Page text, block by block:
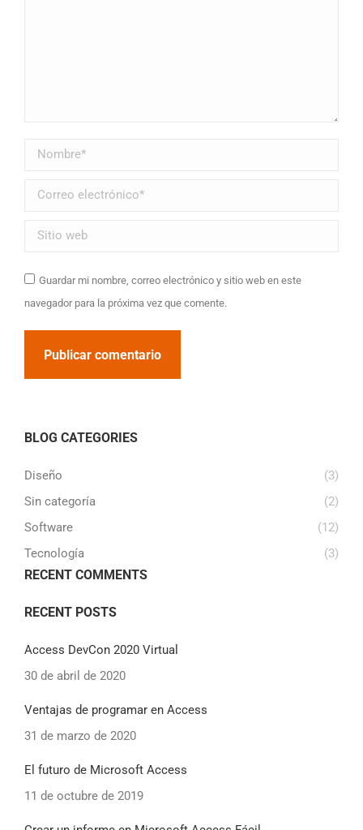
Nombre *
Correo electrónico *
Sitio web
Guardar mi nombre, correo electrónico y sitio web en este
navegador para la próxima vez que comente.
Publicar comentario
BLOG CATEGORIES
Diseño
(3)
Sin categoría
(2)
Software
(12)
Tecnología
(3)
RECENT COMMENTS
RECENT POSTS
Access DevCon 2020 Virtual
30 de abril de 2020
Ventajas de programar en Access
31 de marzo de 2020
El futuro de Microsoft Access
11 de octubre de 2019